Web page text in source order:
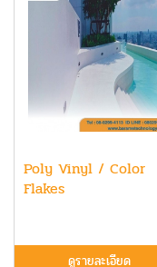
Poly Vinyl / Color
Flakes
ดูรายละเอียด